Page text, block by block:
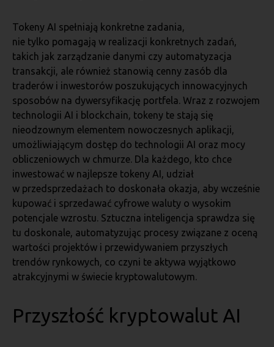
Tokeny AI spełniają konkretne zadania,
nie tylko pomagają w realizacji konkretnych zadań,
takich jak zarządzanie danymi czy automatyzacja
transakcji, ale również stanowią cenny zasób dla
traderów i inwestorów poszukujących innowacyjnych
sposobów na dywersyfikację portfela. Wraz z rozwojem
technologii AI i blockchain, tokeny te stają się
nieodzownym elementem nowoczesnych aplikacji,
umożliwiającym dostęp do technologii AI oraz mocy
obliczeniowych w chmurze. Dla każdego, kto chce
inwestować w najlepsze tokeny AI, udział
w przedsprzedażach to doskonała okazja, aby wcześnie
kupować i sprzedawać cyfrowe waluty o wysokim
potencjale wzrostu. Sztuczna inteligencja sprawdza się
tu doskonale, automatyzując procesy związane z oceną
wartości projektów i przewidywaniem przyszłych
trendów rynkowych, co czyni te aktywa wyjątkowo
atrakcyjnymi w świecie kryptowalutowym.
Przyszłość kryptowalut AI